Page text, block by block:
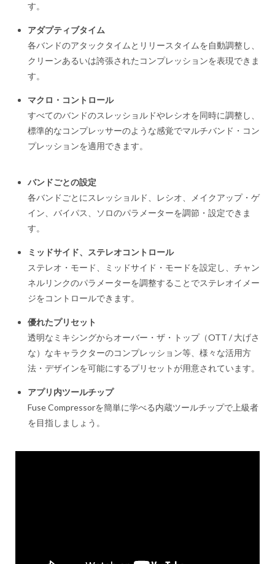
す。
アダプティブタイム
各バンドのアタックタイムとリリースタイムを自動調整し、
クリーンあるいは誇張されたコンプレッションを表現できま
す。
マクロ・コントロール
すべてのバンドのスレッショルドやレシオを同時に調整し、
標準的なコンプレッサーのような感覚でマルチバンド・コン
プレッションを適用できます。
バンドごとの設定
各バンドごとにスレッショルド、レシオ、メイクアップ・ゲ
イン、バイパス、ソロのパラメーターを調節・設定できま
す。
ミッドサイド、ステレオコントロール
ステレオ・モード、ミッドサイド・モードを設定し、チャン
ネルリンクのパラメーターを調整することでステレオイメー
ジをコントロールできます。
優れたプリセット
透明なミキシングからオーバー・ザ・トップ（OTT / 大げさ
な）なキャラクターのコンプレッション等、様々な活用方
法・デザインを可能にするプリセットが用意されています。
アプリ内ツールチップ
Fuse Compressorを簡単に学べる内蔵ツールチップで上級者
を目指しましょう。